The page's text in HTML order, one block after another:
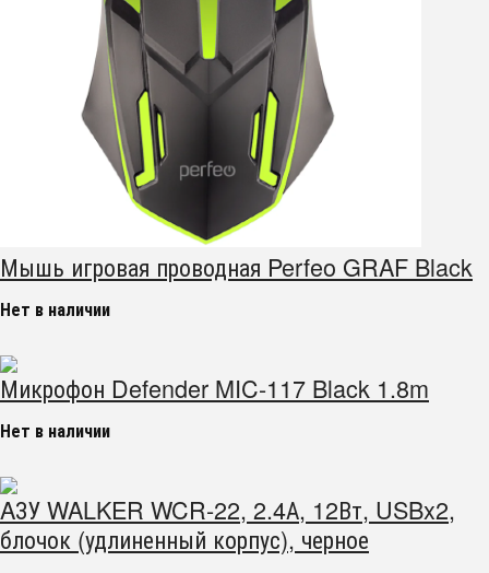
Мышь игровая проводная Perfeo GRAF Black
Нет в наличии
Микрофон Defender MIC-117 Black 1.8m
Нет в наличии
AЗУ WALKER WCR-22, 2.4А, 12Вт, USBx2,
блочок (удлиненный корпус), черное